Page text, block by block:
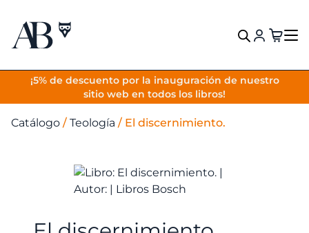
¡5% de descuento por la inauguración de nuestro
sitio web en todos los libros!
VOLVER
Catálogo / Teología / El discernimiento.